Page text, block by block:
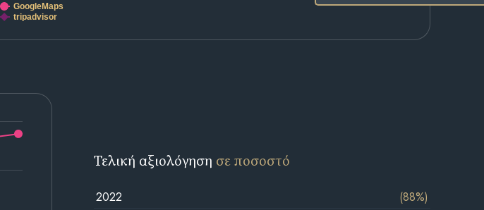
GoogleMaps
tripadvisor
Τελική αξιολόγηση σε ποσοστό
2022
(88%)